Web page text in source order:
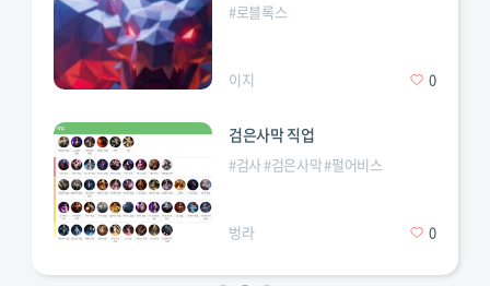
#로블록스
이지 0
검은사막 직업
#검사#검은사막#펄어비스
벙라 0